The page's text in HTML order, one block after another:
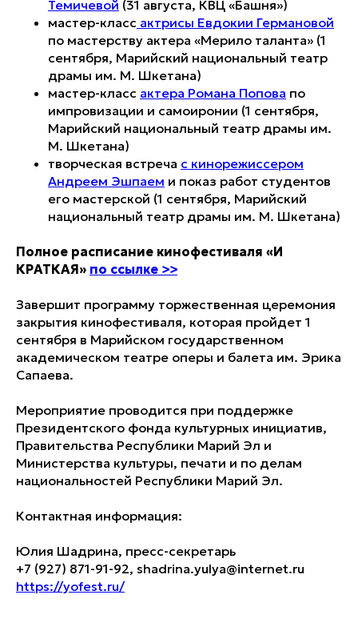
Темичевой (31 августа, КВЦ «Башня»)
мастер-класс актрисы Евдокии Германовой
по мастерству актера «Мерило таланта» (1
сентября, Марийский национальный театр
драмы им. М. Шкетана)
мастер-класс актера Романа Попова по
импровизации и самоиронии (1 сентября,
Марийский национальный театр драмы им.
М. Шкетана)
творческая встреча с кинорежиссером
Андреем Эшпаем и показ работ студентов
его мастерской (1 сентября, Марийский
национальный театр драмы им. М. Шкетана)
Полное расписание кинофестиваля «И
КРАТКАЯ» по ссылке >>
Завершит программу торжественная церемония
закрытия кинофестиваля, которая пройдет 1
сентября в Марийском государственном
академическом театре оперы и балета им. Эрика
Сапаева.
Мероприятие проводится при поддержке
Президентского фонда культурных инициатив,
Правительства Республики Марий Эл и
Министерства культуры, печати и по делам
национальностей Республики Марий Эл.
Контактная информация:
Юлия Шадрина, пресс-секретарь
+7 (927) 871-91-92, shadrina.yulya@internet.ru
https://yofest.ru/